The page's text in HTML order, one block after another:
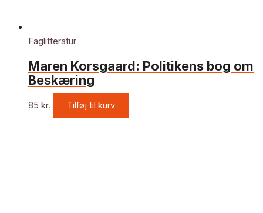
Faglitteratur
Maren Korsgaard: Politikens bog om
Beskæring
85 kr. Tilføj til kurv